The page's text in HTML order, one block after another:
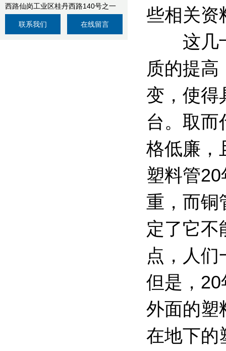
西路仙岗工业区桂丹西路140号之一
联系我们 在线留言
些相关资
这几十
质的提
变，使得
台。取而
格低廉，
塑料管
重，而铜
定了它不
点，人
但是，
外面的塑
在地下的